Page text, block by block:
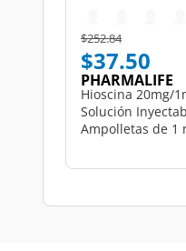
Price reduced from
$252.84to
$37.50
PHARMALIFE
Hioscina 20mg/
Solución
Ampolletas de 1